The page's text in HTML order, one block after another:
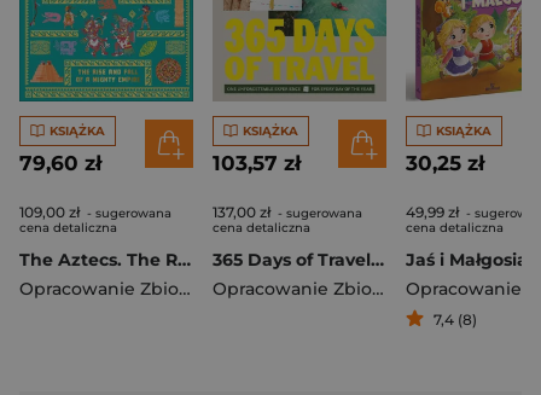
KSIĄŻKA
79,60 zł
109,00 zł - sugerowana
cena detaliczna
The Aztecs. The Rise and Fall of a Mighty Empire
Opracowanie Zbiorowe
KSIĄŻKA
103,57 zł
137,00 zł - sugerowana
cena detaliczna
365 Days of Travel. Lonely Planet
Opracowanie Zbiorowe
KSIĄŻKA
30,25 zł
49,99 zł -
cena detaliczna
Jaś i Małgosia
7,4 (8)